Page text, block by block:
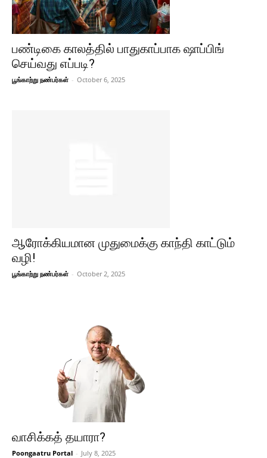
பண்டிகை காலத்தில் பாதுகாப்பாக ஷாப்பிங்
செய்வது எப்படி?
பூங்காற்று நண்பர்கள் - October 6, 2025
ஆரோக்கியமான முதுமைக்கு காந்தி காட்டும்
வழி!
பூங்காற்று நண்பர்கள் - October 2, 2025
வாசிக்கத் தயாரா?
Poongaatru Portal - July 8, 2025